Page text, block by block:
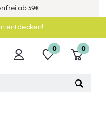
ab 59€
entdecken!
0 0